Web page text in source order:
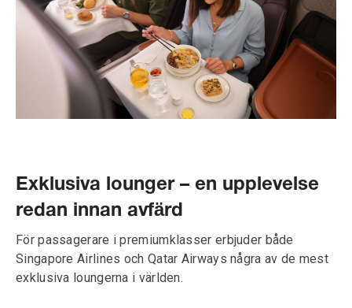
Exklusiva lounger – en upplevelse
redan innan avfärd
För passagerare i premiumklasser erbjuder både
Singapore Airlines och Qatar Airways några av de mest
exklusiva loungerna i världen.